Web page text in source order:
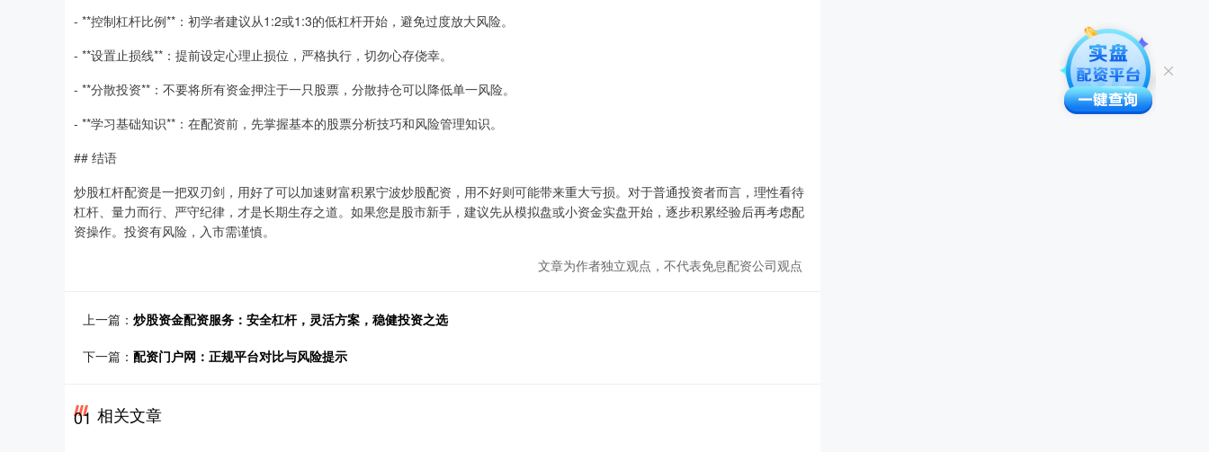
- **控制杠杆比例**：初学者建议从1:2或1:3的低杠杆开始，避免过度放大风险。
- **设置止损线**：提前设定心理止损位，严格执行，切勿心存侥幸。
- **分散投资**：不要将所有资金押注于一只股票，分散持仓可以降低单一风险。
- **学习基础知识**：在配资前，先掌握基本的股票分析技巧和风险管理知识。
## 结语
炒股杠杆配资是一把双刃剑，用好了可以加速财富积累宁波炒股配资，用不好则可能带来重大亏损。对于普通投资者而言，理性看待
杠杆、量力而行、严守纪律，才是长期生存之道。如果您是股市新手，建议先从模拟盘或小资金实盘开始，逐步积累经验后再考虑配
资操作。投资有风险，入市需谨慎。
文章为作者独立观点，不代表免息配资公司观点
上一篇： 炒股资金配资服务：安全杠杆，灵活方案，稳健投资之选
下一篇： 配资门户网：正规平台对比与风险提示
01 相关文章